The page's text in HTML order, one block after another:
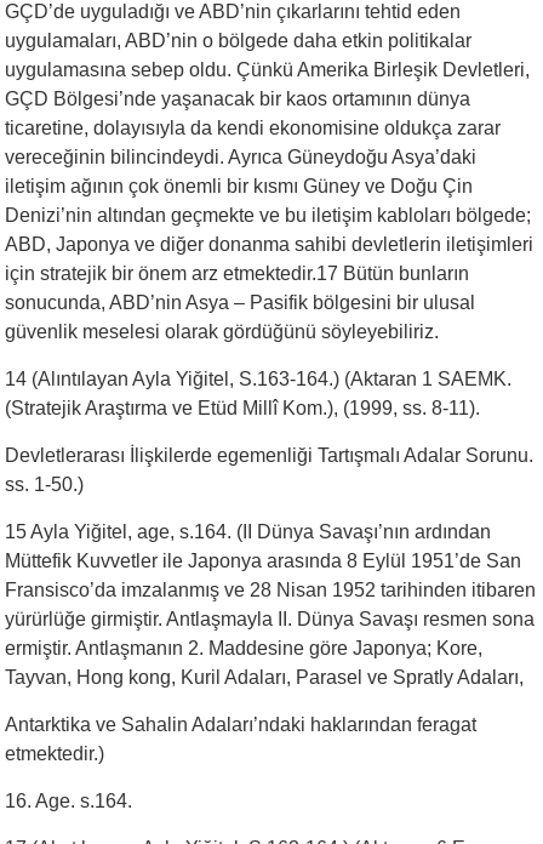
GÇD’de uyguladığı ve ABD’nin çıkarlarını tehtid eden
uygulamaları, ABD’nin o bölgede daha etkin politikalar
uygulamasına sebep oldu. Çünkü Amerika Birleşik Devletleri,
GÇD Bölgesi’nde yaşanacak bir kaos ortamının dünya
ticaretine, dolayısıyla da kendi ekonomisine oldukça zarar
vereceğinin bilincindeydi. Ayrıca Güneydoğu Asya’daki
iletişim ağının çok önemli bir kısmı Güney ve Doğu Çin
Denizi’nin altından geçmekte ve bu iletişim kabloları bölgede;
ABD, Japonya ve diğer donanma sahibi devletlerin iletişimleri
için stratejik bir önem arz etmektedir.17 Bütün bunların
sonucunda, ABD’nin Asya – Pasifik bölgesini bir ulusal
güvenlik meselesi olarak gördüğünü söyleyebiliriz.
14 (Alıntılayan Ayla Yiğitel, S.163-164.) (Aktaran 1 SAEMK.
(Stratejik Araştırma ve Etüd Millî Kom.), (1999, ss. 8-11).
Devletlerarası İlişkilerde egemenliği Tartışmalı Adalar Sorunu.
ss. 1-50.)
15 Ayla Yiğitel, age, s.164. (II Dünya Savaşı’nın ardından
Müttefik Kuvvetler ile Japonya arasında 8 Eylül 1951’de San
Fransisco’da imzalanmış ve 28 Nisan 1952 tarihinden itibaren
yürürlüğe girmiştir. Antlaşmayla II. Dünya Savaşı resmen sona
ermiştir. Antlaşmanın 2. Maddesine göre Japonya; Kore,
Tayvan, Hong kong, Kuril Adaları, Parasel ve Spratly Adaları,
Antarktika ve Sahalin Adaları’ndaki haklarından feragat
etmektedir.)
16. Age. s.164.